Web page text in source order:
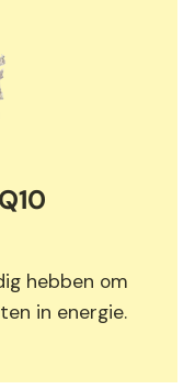
hebben om
in energie.